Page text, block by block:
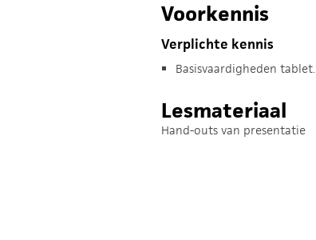
Voorkennis
Verplichte kennis
Basisvaardigheden tablet.
Lesmateriaal
Hand-outs van presentatie